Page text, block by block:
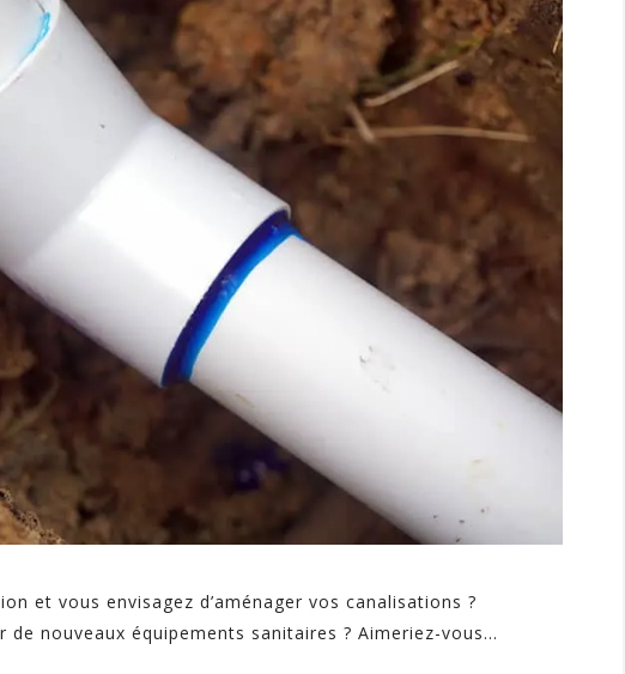
et vous envisagez d’aménager vos canalisations ?
nouveaux équipements sanitaires ? Aimeriez-vous...